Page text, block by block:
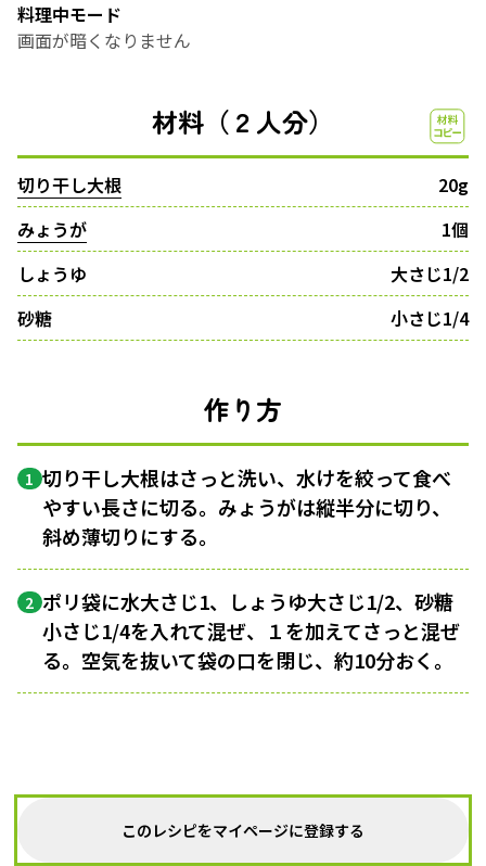
料理中モード
画面が暗くなりません
材料（２人分）
切り干し大根
20g
みょうが
1個
しょうゆ
大さじ1/2
砂糖
小さじ1/4
作り方
1 切り干し大根はさっと洗い、水けを絞って食べ
やすい長さに切る。みょうがは縦半分に切り、
斜め薄切りにする。
2 ポリ袋に水大さじ1、しょうゆ大さじ1/2、砂糖
小さじ1/4を入れて混ぜ、１を加えてさっと混ぜ
る。空気を抜いて袋の口を閉じ、約10分おく。
このレシピをマイページに登録する